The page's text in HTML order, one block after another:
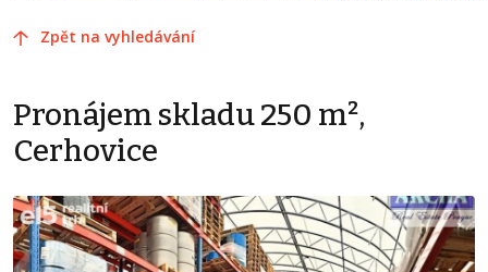
Zpět na vyhledávání
Pronájem skladu 250 m²,
Cerhovice